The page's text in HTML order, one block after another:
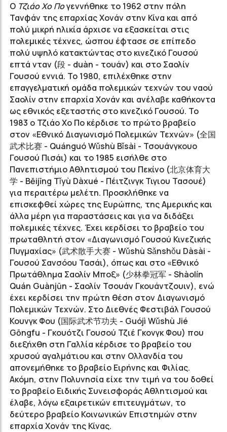
Ο Τζιάο Χο Πογεννήθηκε το 1962 στην πόλη
Τανφάν της επαρχίας Χονάν στην Κίνα και από
πολύ μικρή ηλικία άρχισε να εξασκείται στις
πολεμικές τέχνες, ώσπου έφτασε σε επίπεδο
πολύ υψηλό κατακτώντας στο κινεζικό Γουσού
επτά νταν (段 - duàn - τουάν) και στο Σαολίν
Γουσού εννιά. Το 1980, επιλέχθηκε στην
επαγγελματική ομάδα πολεμικών τεχνών του ναού
Σαολίν στην επαρχία Χονάν και ανέλαβε καθήκοντα
ως εθνικός εξεταστής στο κινεζικό Γουσού. Το
1983 ο Τζιάο Χο Πο κέρδισε το πρώτο βραβείο
στον «Εθνικό Διαγωνισμό Πολεμικών Τεχνών» (全国
武术比赛 - Quánguó Wǔshù Bǐsài - Τσουάνγκουο
Γουσού Πισάι) και το 1985 εισήλθε στο
Πανεπιστήμιο Αθλητισμού του Πεκίνο (北京体育大
学 - Běijīng Tǐyù Dàxué - Πέιτζινγκ Τιγιου Τασουέ)
για περαιτέρω μελέτη. Προσκλήθηκε να
επισκεφθεί χώρες της Ευρώπης, της Αμερικής και
άλλα μέρη για παραστάσεις και για να διδάξει
πολεμικές τέχνες. Έχει κερδίσει το βραβείο του
πρωταθλητή στον «Διαγωνισμό Γουσού Κινεζικής
Πυγμαχίας» (武术散手大赛 - Wǔshù Sǎnshǒu Dàsài -
Γουσού Σανσόου Τασάι), όπως και στο «Εθνικό
Πρωτάθλημα Σαολίν Μποξ» (少林拳冠军 - Shàolín
Quán Guànjūn - Σαολίν Τσουάν Γκουάντζουιν), ενώ
έχει κερδίσει την πρώτη θέση στον Διαγωνισμό
Πολεμικών Τεχνών. Στο Διεθνές Φεστιβάλ Γουσού
Κουνγκ Φου (国际武术节功夫 - Guójì Wǔshù Jié
Gōngfu - Γκουότζι Γουσού Τζιέ Γκονγκ Φου) που
διεξήχθη στη Γαλλία κέρδισε το βραβείο του
χρυσού αγαλμάτιου και στην Ολλανδία του
απονεμήθηκε το βραβείο Ειρήνης και Φιλίας.
Ακόμη, στην Πολυνησία είχε την τιμή να του δοθεί
το βραβείο Ειδικής Συνεισφοράς Αθλητισμού και
έλαβε, λόγω εξαιρετικών επιτευγμάτων, το
δεύτερο βραβείο Κοινωνικών Επιστημών στην
επαρχία Χονάν της Κίνας.